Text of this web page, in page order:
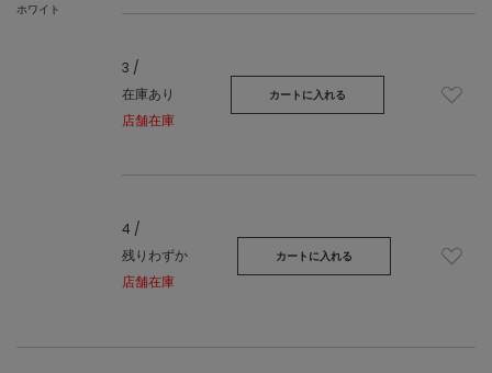
ホワイト
3 /
在庫あり
店舗在庫
カートに入れる
4 /
残りわずか
店舗在庫
カートに入れる